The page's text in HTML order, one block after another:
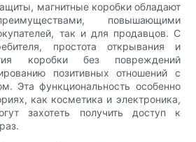
магнитные коробки обладают
повышающими
так и для продавцов. С
простота открывания и
коробки без повреждений
позитивных отношений с
Эта функциональность особенно
как косметика и электроника,
захотеть получить доступ к